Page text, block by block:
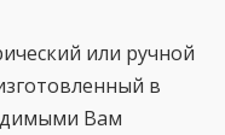
или ручной
в
Вам